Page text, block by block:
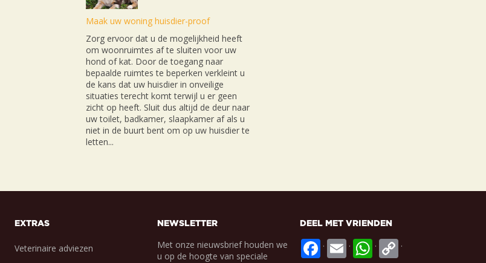
Maak uw woning huisdier-proof
Zorg ervoor dat u de mogelijkheid heeft
om woonruimtes af te sluiten voor uw
hond of kat. Door de toegang naar
bepaalde ruimtes te beperken verkleint u
de kans dat uw huisdier in onveilige
situaties terecht komt terwijl u er geen
zicht op heeft. Sluit dus altijd de deur naar
uw toilet, badkamer, slaapkamer af als u
niet in de buurt bent om op uw huisdier te
letten...
EXTRAS
Veterinaire adviezen
NEWSLETTER
Met onze nieuwsbrief houden we
u op de hoogte van speciale
DEEL MET VRIENDEN
. . . .